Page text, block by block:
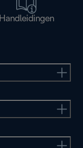
Handleidingen